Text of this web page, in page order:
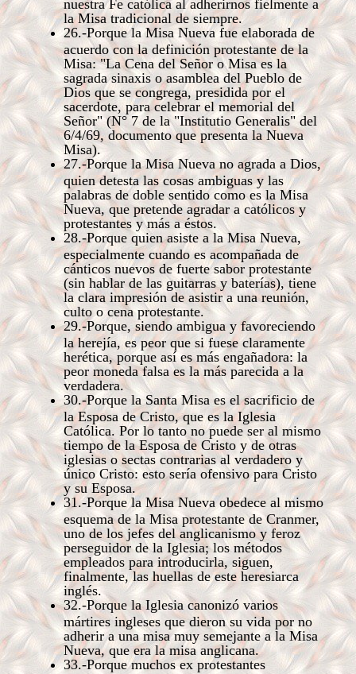
nuestra Fe católica al adherirnos fielmente a
la Misa tradicional de siempre.
26.-Porque la Misa Nueva fue elaborada de
acuerdo con la definición protestante de la
Misa: "La Cena del Señor o Misa es la
sagrada sinaxis o asamblea del Pueblo de
Dios que se congrega, presidida por el
sacerdote, para celebrar el memorial del
Señor" (N° 7 de la "Institutio Generalis" del
6/4/69, documento que presenta la Nueva
Misa).
27.-Porque la Misa Nueva no agrada a Dios,
quien detesta las cosas ambiguas y las
palabras de doble sentido como es la Misa
Nueva, que pretende agradar a católicos y
protestantes y más a éstos.
28.-Porque quien asiste a la Misa Nueva,
especialmente cuando es acompañada de
cánticos nuevos de fuerte sabor protestante
(sin hablar de las guitarras y baterías), tiene
la clara impresión de asistir a una reunión,
culto o cena protestante.
29.-Porque, siendo ambigua y favoreciendo
la herejía, es peor que si fuese claramente
herética, porque así es más engañadora: la
peor moneda falsa es la más parecida a la
verdadera.
30.-Porque la Santa Misa es el sacrificio de
la Esposa de Cristo, que es la Iglesia
Católica. Por lo tanto no puede ser al mismo
tiempo de la Esposa de Cristo y de otras
iglesias o sectas contrarias al verdadero y
único Cristo: esto sería ofensivo para Cristo
y su Esposa.
31.-Porque la Misa Nueva obedece al mismo
esquema de la Misa protestante de Cranmer,
uno de los jefes del anglicanismo y feroz
perseguidor de la Iglesia; los métodos
empleados para introducirla, siguen,
finalmente, las huellas de este heresiarca
inglés.
32.-Porque la Iglesia canonizó varios
mártires ingleses que dieron su vida por no
adherir a una misa muy semejante a la Misa
Nueva, que era la misa anglicana.
33.-Porque muchos ex protestantes